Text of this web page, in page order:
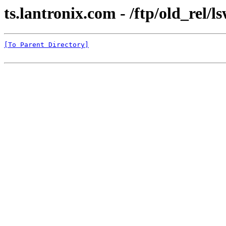
ts.lantronix.com - /ftp/old_rel/
[To Parent Directory]